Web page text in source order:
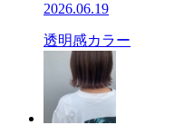
2026.06.19
透明感カラー